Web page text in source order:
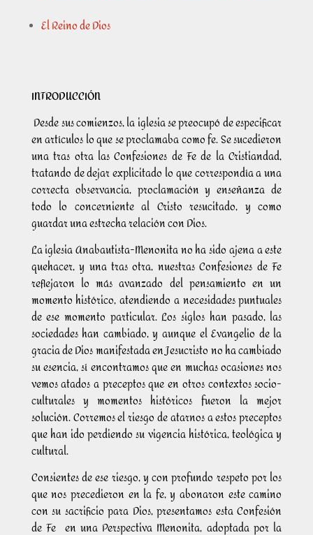
El Reino de Dios
INTRODUCCIÓN
Desde sus comienzos, la iglesia se preocupó de especificar
en artículos lo que se proclamaba como fe. Se sucedieron
una tras otra las Confesiones de Fe de la Cristiandad,
tratando de dejar explicitado lo que correspondía a una
correcta observancia, proclamación y enseñanza de
todo lo concerniente al Cristo resucitado, y como
guardar una estrecha relación con Dios.
La iglesia Anabautista-Menonita no ha sido ajena a este
quehacer, y una tras otra, nuestras Confesiones de Fe
reflejaron lo más avanzado del pensamiento en un
momento histórico, atendiendo a necesidades puntuales
de ese momento particular. Los siglos han pasado, las
sociedades han cambiado, y aunque el Evangelio de la
gracia de Dios manifestada en Jesucristo no ha cambiado
su esencia, sí encontramos que en muchas ocasiones nos
vemos atados a preceptos que en otros contextos socio-
culturales y momentos históricos fueron la mejor
solución. Corremos el riesgo de atarnos a estos preceptos
que han ido perdiendo su vigencia histórica, teológica y
cultural.
Consientes de ese riesgo, y con profundo respeto por los
que nos precedieron en la fe, y abonaron este camino
con su sacrificio para Dios, presentamos esta Confesión
de Fe en una Perspectiva Menonita, adoptada por la